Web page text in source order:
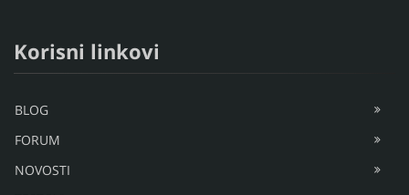
office@pcfoto.biz
Radno vreme 09-20h Pon-Pet, Subotom 09-15h
Korisni linkovi